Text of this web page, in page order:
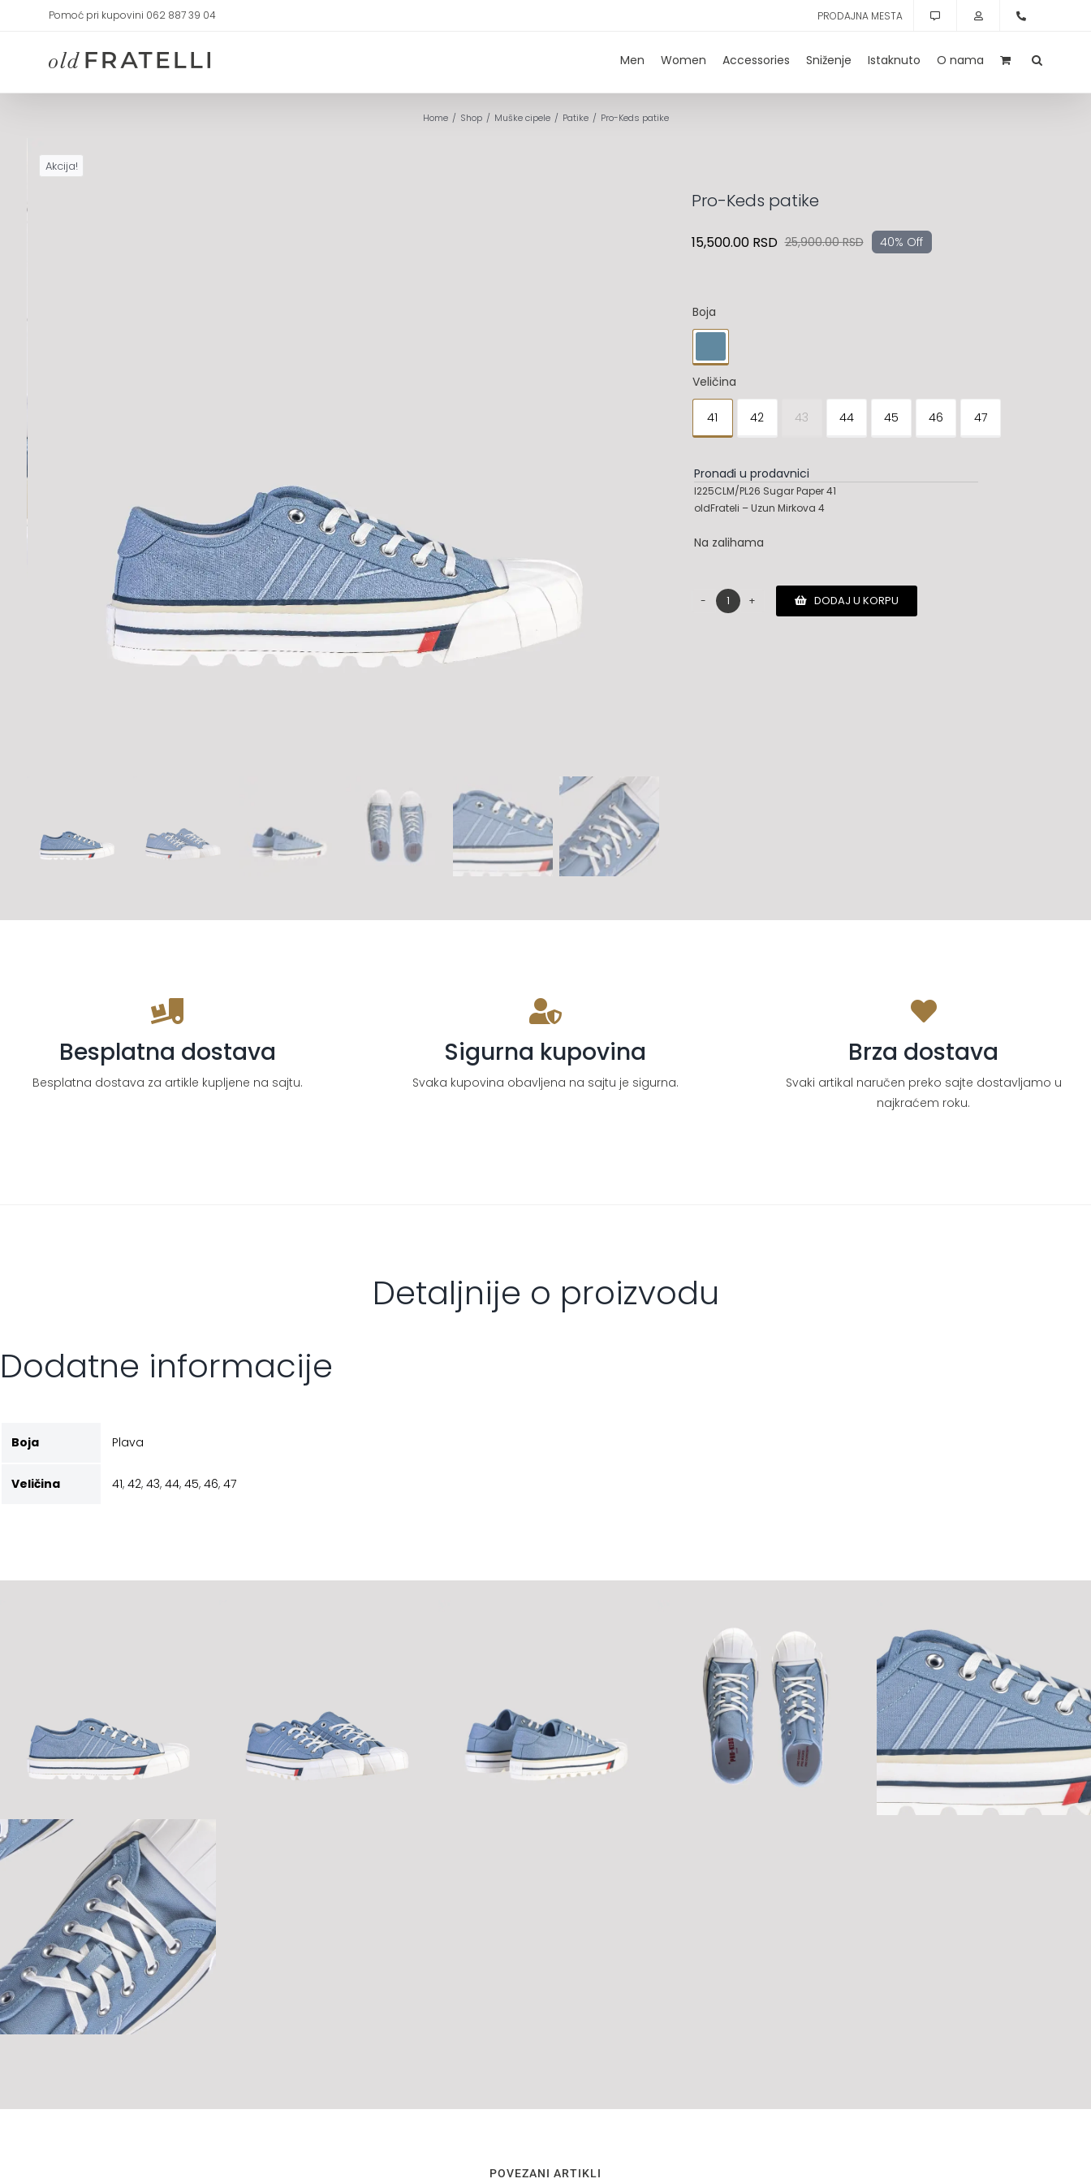
Pomoć pri kupovini 062 887 39 04 PRODAJNA MESTA
Men Women Accessories Sniženje Istaknuto O nama
Home Shop Muške cipele Patike Pro-Keds patike
Akcija!
Pro-Keds patike
25,900.00RSDOriginalna
15,500.00 RSD
Trenutna
40% Off
Boja
Veličina
41 42 43 44 45 46 47
Pronađi u prodavnici
I225CLM/PL26 Sugar Paper 41
oldFrateli – Uzun Mirkova 4
Na zalihama
Pro-
DODAJ U KORPU
Besplatna dostava
Besplatna dostava za artikle kupljene na sajtu.
Sigurna kupovina
Svaka kupovina obavljena na sajtu je sigurna.
Brza dostava
Svaki artikal naručen preko sajte dostavljamo u
najkraćem roku.
Detaljnije o proizvodu
Dodatne informacije
Boja Plava
Veličina 41, 42, 43, 44, 45, 46, 47
POVEZANI ARTIKLI